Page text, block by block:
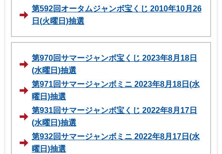
第592回オータムジャンボ宝くじ 2010年10月26
日(火曜日)抽選
第970回サマージャンボ宝くじ 2023年8月18日
(水曜日)抽選
第971回サマージャンボミニ 2023年8月18日(水
曜日)抽選
第931回サマージャンボ宝くじ 2022年8月17日
(水曜日)抽選
第932回サマージャンボミニ 2022年8月17日(水
曜日)抽選